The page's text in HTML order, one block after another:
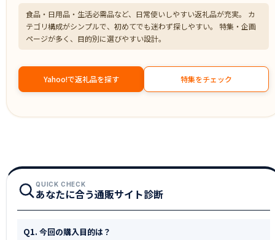
食品・日用品・生活必需品など、日常使いしやすい返礼品が充実。 カ
テゴリ構成がシンプルで、初めてでも迷わず探しやすい。 特集・企画
ページが多く、目的別に選びやすい設計。
Yahoo!で返礼品を探す 特集をチェック
QUICK CHECK
あなたに合う通販サイト診断
Q1. 今回の購入目的は？